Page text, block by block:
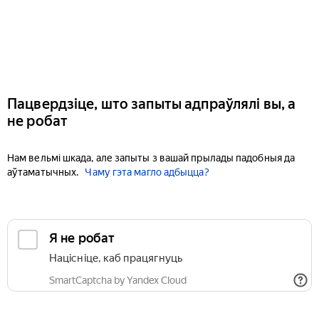
Пацвердзіце, што запыты адпраўлялі вы, а
не робат
Нам вельмі шкада, але запыты з вашай прылады падобныя да
аўтаматычных.
Чаму гэта магло адбыцца?
Я не робат
Націсніце, каб працягнуць
SmartCaptcha by Yandex Cloud